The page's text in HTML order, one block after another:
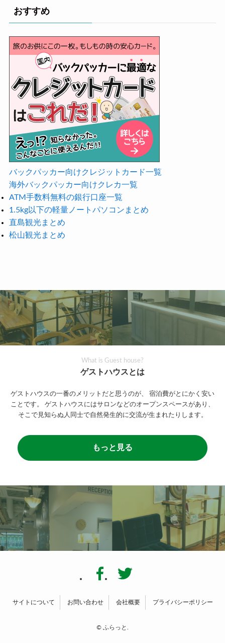
おすすめ
バックパッカー向けクレジットカード一覧
海外バックパッカー向けクレカ一覧
ATM手数料無料の銀行口座一覧
1.5kg以下の軽量ノートパソコンまとめ
直島観光まとめ
松山観光まとめ
What is Guest house?
ゲストハウスとは
ゲストハウスの一番のメリットだと思うのが、
宿泊費がとにかく安い
ことです。
ゲストハウスにはサロンなどのオープンスペースがあり、
そこで見知らぬ人同士で自然発生的に交流が生まれたりします。
もっと見る
サイトについて お問い合わせ 会社概要 プライバシーポリシー
© ふらっと.